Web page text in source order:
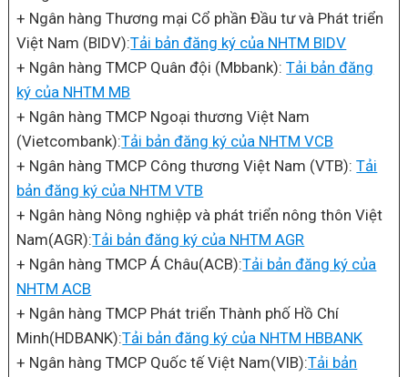
+ Ngân hàng Thương mại Cổ phần Đầu tư và Phát triển
Việt Nam (BIDV):Tải bản đăng ký của NHTM BIDV
+ Ngân hàng TMCP Quân đội (Mbbank):Tải bản đăng
ký của NHTM MB
+ Ngân hàng TMCP Ngoại thương Việt Nam
(Vietcombank):Tải bản đăng ký của NHTM VCB
+ Ngân hàng TMCP Công thương Việt Nam (VTB):Tải
bản đăng ký của NHTM VTB
+ Ngân hàng Nông nghiệp và phát triển nông thôn Việt
Nam(AGR):Tải bản đăng ký của NHTM AGR
+ Ngân hàng TMCP Á Châu(ACB):Tải bản đăng ký của
NHTM ACB
+ Ngân hàng TMCP Phát triển Thành phố Hồ Chí
Minh(HDBANK):Tải bản đăng ký của NHTM HBBANK
+ Ngân hàng TMCP Quốc tế Việt Nam(VIB):Tải bản